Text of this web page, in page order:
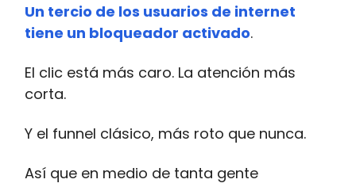
Un tercio de los usuarios de internet
tiene un bloqueador activado.
El clic está más caro. La atención más
corta.
Y el funnel clásico, más roto que nunca.
Así que en medio de tanta gente